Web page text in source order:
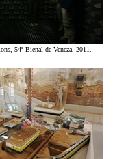
54º Bienal de Veneza, 2011.